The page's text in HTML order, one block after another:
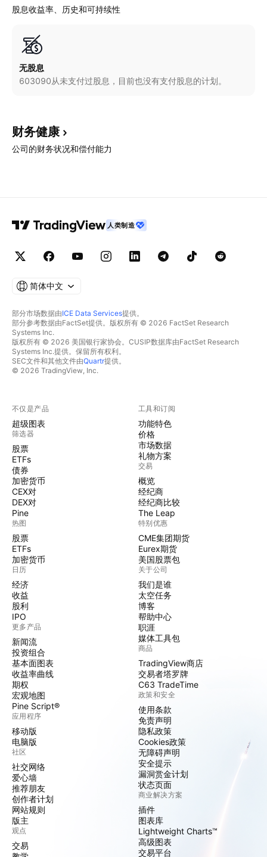
股息收益率、历史和可持续性
无股息
603090从未支付过股息，目前也没有支付股息的计划。
财务健康
公司的财务状况和偿付能力
人类制造
简体中文
部分市场数据由ICE Data Services提供。
部分参考数据由FactSet提供。版权所有 © 2026 FactSet Research
Systems Inc.
版权所有 © 2026 美国银行家协会。CUSIP数据库由FactSet Research
Systems Inc.提供。保留所有权利。
SEC文件和其他文件由Quartr提供。
© 2026 TradingView, Inc.
不仅是产品
超级图表
筛选器
股票
ETFs
债券
加密货币
CEX对
DEX对
Pine
热图
股票
ETFs
加密货币
日历
经济
收益
股利
IPO
更多产品
新闻流
投资组合
基本面图表
收益率曲线
期权
宏观地图
Pine Script®
应用程序
移动版
电脑版
社区
社交网络
爱心墙
推荐朋友
创作者计划
网站规则
版主
观点
交易
工具和订阅
功能特色
价格
市场数据
礼物方案
交易
概览
经纪商
经纪商比较
The Leap
特别优惠
CME集团期货
Eurex期货
美国股票包
关于公司
我们是谁
太空任务
博客
帮助中心
职涯
媒体工具包
商品
TradingView商店
交易者塔罗牌
C63 TradeTime
政策和安全
使用条款
免责声明
隐私政策
Cookies政策
无障碍声明
安全提示
漏洞赏金计划
状态页面
商业解决方案
插件
图表库
Lightweight Charts™
高级图表
交易平台